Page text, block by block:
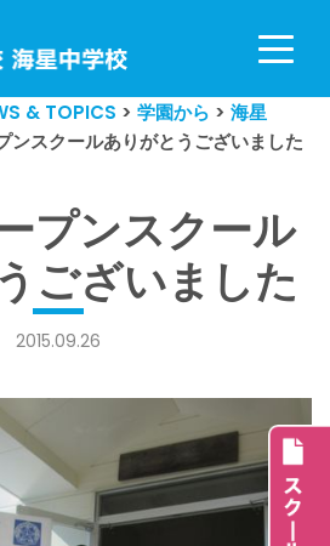
& TOPICS > 学園から > 海星
ンスクールありがとうございました
プンスクール
ございました
2015.09.26